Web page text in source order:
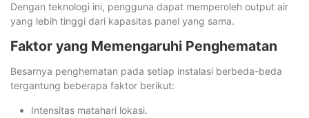
Dengan teknologi ini, pengguna dapat memperoleh output air
yang lebih tinggi dari kapasitas panel yang sama.
Faktor yang Memengaruhi Penghematan
Besarnya penghematan pada setiap instalasi berbeda-beda
tergantung beberapa faktor berikut:
Intensitas matahari lokasi.